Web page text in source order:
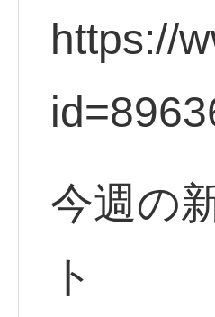
https://
今週の
ト